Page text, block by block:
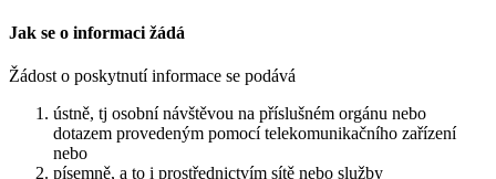
Jak se o informaci žádá
Žádost o poskytnutí informace se podává
ústně, tj osobní návštěvou na příslušném orgánu nebo
dotazem provedeným pomocí telekomunikačního zařízení
nebo
písemně, a to i prostřednictvím sítě nebo služby